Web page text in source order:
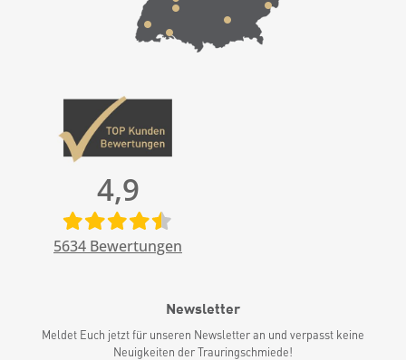
4,9
5634 Bewertungen
Newsletter
Meldet Euch jetzt für unseren Newsletter an und verpasst keine
Neuigkeiten der Trauringschmiede!